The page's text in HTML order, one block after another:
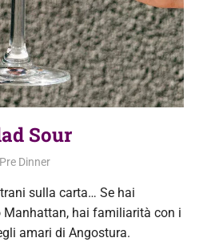
Sour
Pre Dinner
sulla carta… Se hai
Manhattan, hai familiarità con i
amari di Angostura.